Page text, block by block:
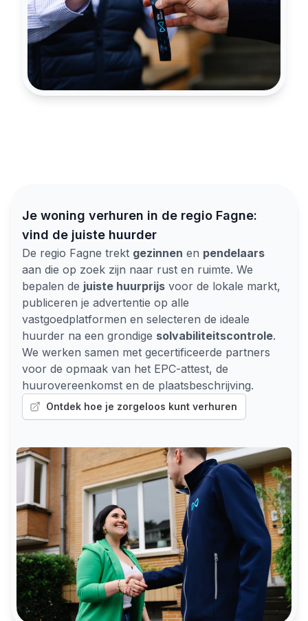
Je woning verhuren in de regio Fagne:
vind de juiste huurder
De regio Fagne trekt gezinnen en pendelaars
aan die op zoek zijn naar rust en ruimte. We
bepalen de juiste huurprijs voor de lokale markt,
publiceren je advertentie op alle
vastgoedplatformen en selecteren de ideale
huurder na een grondige solvabiliteitscontrole.
We werken samen met gecertificeerde partners
voor de opmaak van het EPC-attest, de
huurovereenkomst en de plaatsbeschrijving.
Ontdek hoe je zorgeloos kunt verhuren